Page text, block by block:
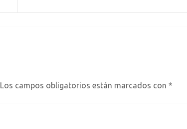
Los campos obligatorios están marcados con *